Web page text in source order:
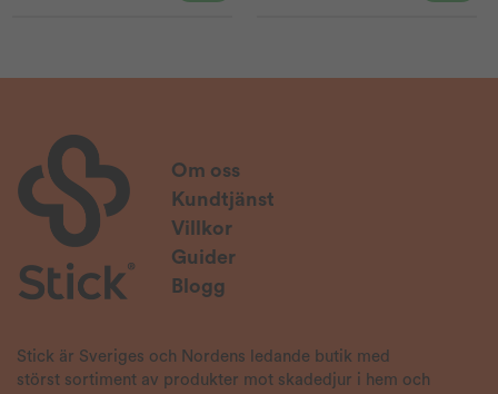
Om oss
Kundtjänst
Villkor
Guider
Blogg
Stick är Sveriges och Nordens ledande butik med
störst sortiment av produkter mot skadedjur i hem och